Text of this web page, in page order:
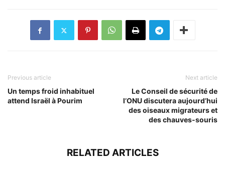
Previous article
Un temps froid inhabituel
attend Israël à Pourim
Next article
Le Conseil de sécurité de
l’ONU discutera aujourd’hui
des oiseaux migrateurs et
des chauves-souris
RELATED ARTICLES